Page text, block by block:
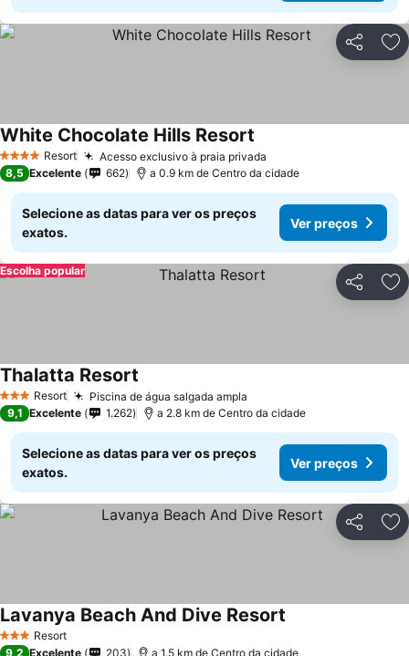
Partilhar
4 EstrelasResort Acesso exclusivo à praia privada
White Chocolate Hills Resort
8,5 Excelente 662 a 0.9 km de Centro da cidade
Selecione as datas para ver os preços
exatos.
Ver preços
Partilhar
Escolha popular
3 EstrelasResort Piscina de água salgada ampla
Thalatta Resort
9,1 Excelente 1.262 a 2.8 km de Centro da cidade
Selecione as datas para ver os preços
exatos.
Ver preços
Partilhar
3 EstrelasResort
Lavanya Beach And Dive Resort
9,2 Excelente 203 a 1.5 km de Centro da cidade